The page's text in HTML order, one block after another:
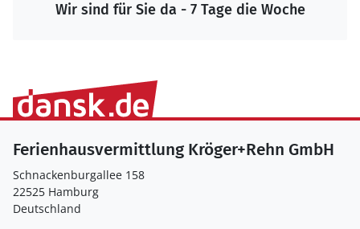
Wir sind für Sie da - 7 Tage die Woche
Ferienhausvermittlung Kröger+Rehn GmbH
Schnackenburgallee 158
22525 Hamburg
Deutschland